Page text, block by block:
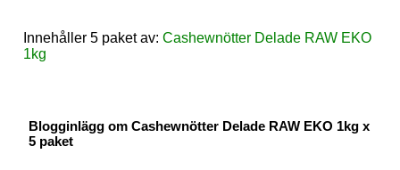
Innehåller 5 paket av: Cashewnötter Delade RAW EKO
1kg
Blogginlägg om Cashewnötter Delade RAW EKO 1kg x
5 paket